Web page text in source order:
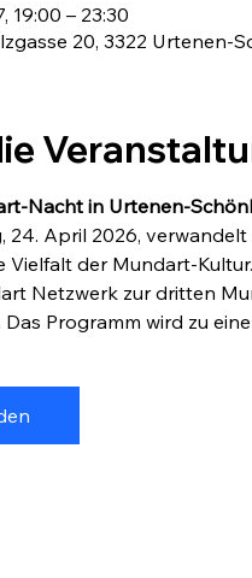
19:00 – 23:30
20, 3322 Urtenen-
Nacht in Urtenen-
24. April 2026,
Vielfalt der Mundart-
Netzwerk zur dritten
Das Programm wird zu